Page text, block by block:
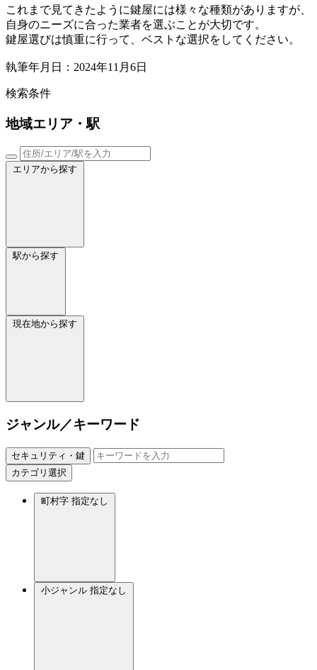
これまで見てきたように鍵屋には様々な種類がありますが、
自身のニーズに合った業者を選ぶことが大切です。
鍵屋選びは慎重に行って、ベストな選択をしてください。
執筆年月日：2024年11月6日
検索条件
地域エリア・駅
エリアから探す
駅から探す
現在地から探す
ジャンル／キーワード
セキュリティ・鍵
カテゴリ選択
町村字 指定なし
小ジャンル 指定なし